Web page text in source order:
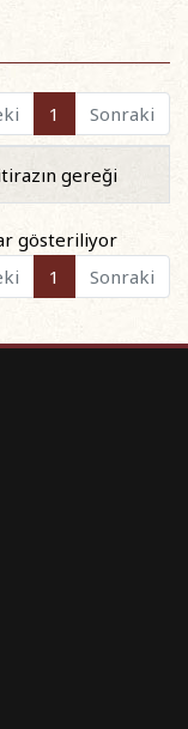
1 Sonraki
gereği
gösteriliyor
1 Sonraki